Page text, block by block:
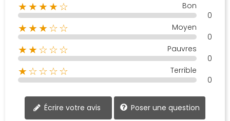
★★★★☆
Bon
0
★★★☆☆
Moyen
0
★★☆☆☆
Pauvres
0
★☆☆☆☆
Terrible
0
Écrire votre avis Poser une question